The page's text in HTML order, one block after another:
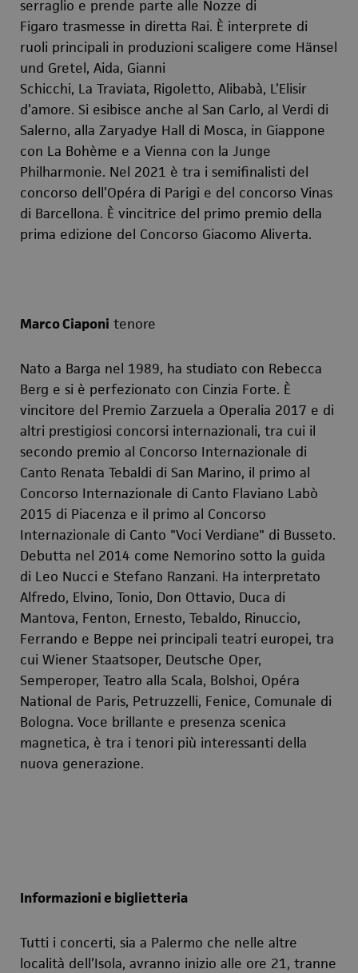
serraglio e prende parte alle Nozze di
Figaro trasmesse in diretta Rai. È interprete di
ruoli principali in produzioni scaligere come Hänsel
und Gretel, Aida, Gianni
Schicchi, La Traviata, Rigoletto, Alibabà, L’Elisir
d’amore. Si esibisce anche al San Carlo, al Verdi di
Salerno, alla Zaryadye Hall di Mosca, in Giappone
con La Bohème e a Vienna con la Junge
Philharmonie. Nel 2021 è tra i semifinalisti del
concorso dell’Opéra di Parigi e del concorso Vinas
di Barcellona. È vincitrice del primo premio della
prima edizione del Concorso Giacomo Aliverta.
Marco Ciaponi tenore
Nato a Barga nel 1989, ha studiato con Rebecca
Berg e si è perfezionato con Cinzia Forte. È
vincitore del Premio Zarzuela a Operalia 2017 e di
altri prestigiosi concorsi internazionali, tra cui il
secondo premio al Concorso Internazionale di
Canto Renata Tebaldi di San Marino, il primo al
Concorso Internazionale di Canto Flaviano Labò
2015 di Piacenza e il primo al Concorso
Internazionale di Canto "Voci Verdiane" di Busseto.
Debutta nel 2014 come Nemorino sotto la guida
di Leo Nucci e Stefano Ranzani. Ha interpretato
Alfredo, Elvino, Tonio, Don Ottavio, Duca di
Mantova, Fenton, Ernesto, Tebaldo, Rinuccio,
Ferrando e Beppe nei principali teatri europei, tra
cui Wiener Staatsoper, Deutsche Oper,
Semperoper, Teatro alla Scala, Bolshoi, Opéra
National de Paris, Petruzzelli, Fenice, Comunale di
Bologna. Voce brillante e presenza scenica
magnetica, è tra i tenori più interessanti della
nuova generazione.
Informazioni e biglietteria
Tutti i concerti, sia a Palermo che nelle altre
località dell’Isola, avranno inizio alle ore 21, tranne